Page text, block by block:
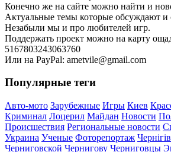
Конечно же на сайте можно найти и
Актуальные темы которые обсуждают и
Незабыли мы и про любителей игр.
Поддержать проект можно на карту
5167803243063760
Или на PayPal: ametvile@gmail.com
Популярные теги
Авто-мото Зарубежные Игры Киев
Криминал Лоцерил Майдан Новости
Происшествия Региональные новости
Украина Ученые Фоторепортаж Чернігів
Черниговской Чернигову Черниговцы